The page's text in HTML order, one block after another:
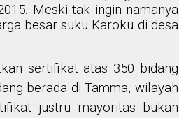
Meski tak ingin namanya
besar suku Karoku di desa
sertifikat atas 350 bidang
berada di Tamma, wilayah
justru mayoritas bukan